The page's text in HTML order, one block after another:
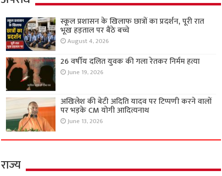
स्कूल प्रशासन के खिलाफ छात्रों का प्रदर्शन, पूरी रात
भूख हड़ताल पर बैठे बच्चे
August 4, 2026
26 वर्षीय दलित युवक की गला रेतकर निर्मम हत्या
June 19, 2026
अखिलेश की बेटी अदिति यादव पर टिप्पणी करने वालों
पर भड़के CM योगी आदित्यनाथ
June 13, 2026
राज्य